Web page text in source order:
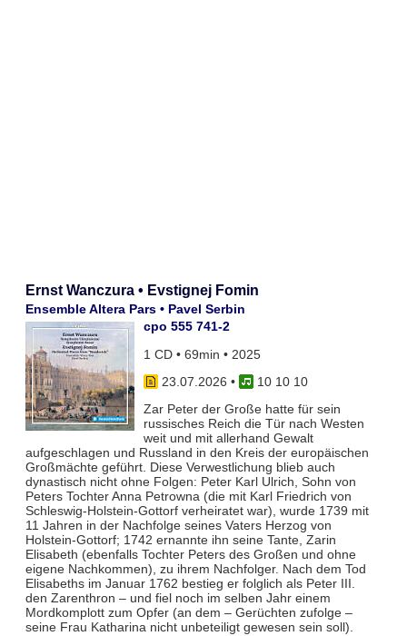
Ernst Wanczura • Evstignej Fomin
Ensemble Altera Pars • Pavel Serbin
cpo 555 741-2
1 CD • 69min • 2025
23.07.2026 •
10 10 10
Zar Peter der Große hatte für sein
russisches Reich die Tür nach Westen
weit und mit allerhand Gewalt
aufgeschlagen und Russland in den Kreis der europäischen
Großmächte geführt. Diese Verwestlichung blieb auch
dynastisch nicht ohne Folgen: Peter Karl Ulrich, Sohn von
Peters Tochter Anna Petrowna (die mit Karl Friedrich von
Schleswig-Holstein-Gottorf verheiratet war), wurde 1739 mit
11 Jahren in der Nachfolge seines Vaters Herzog von
Holstein-Gottorf; 1742 ernannte ihn seine Tante, Zarin
Elisabeth (ebenfalls Tochter Peters des Großen und ohne
eigene Nachkommen), zu ihrem Nachfolger. Nach dem Tod
Elisabeths im Januar 1762 bestieg er folglich als Peter III.
den Zarenthron – und fiel noch im selben Jahr einem
Mordkomplott zum Opfer (an dem – Gerüchten zufolge –
seine Frau Katharina nicht unbeteiligt gewesen sein soll).